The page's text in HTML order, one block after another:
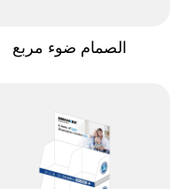
الصمام ضوء مربع